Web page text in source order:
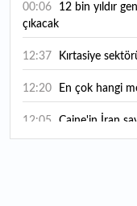
00:06
çıkacak
12:37 Kırtasiye
12:20 En çok hangi
12:05 Caine'in İran